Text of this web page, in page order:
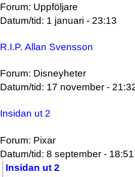
Forum: Uppföljare
Datum/tid: 1 januari - 23:13
R.I.P. Allan Svensson
Forum: Disneyheter
Datum/tid: 17 november -
Insidan ut 2
Forum: Pixar
Datum/tid: 8 september - 18:51
Insidan ut 2